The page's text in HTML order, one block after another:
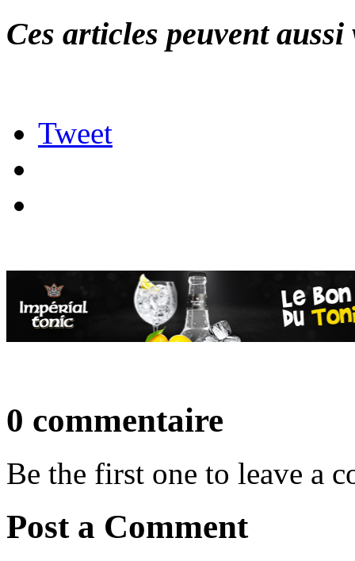
Ces articles peuvent
Tweet
0 commentaire
Be the first one to leave a
Post a Comment